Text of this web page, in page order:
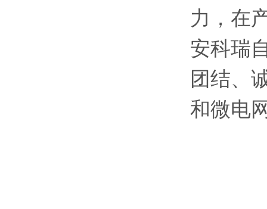
力，在
安科瑞
团结、
和微电